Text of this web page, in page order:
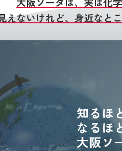
えないけれど、身近なと
知るほ
なるほ
大阪ソ